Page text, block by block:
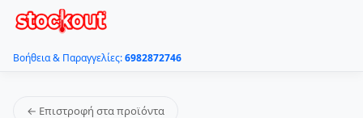
Βοήθεια & Παραγγελίες:6982872746
← Επιστροφή στα προϊόντα